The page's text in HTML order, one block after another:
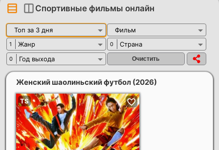
Спортивные фильмы онлайн
Топ за 3 дня Фильм
1 Жанр 0 Страна
0 Год выхода
Женский шаолиньский футбол (2026)